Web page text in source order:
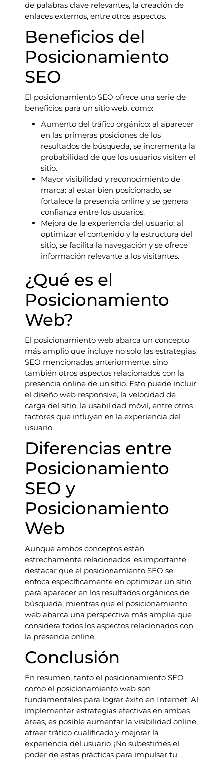
de palabras clave relevantes, la creación de
enlaces externos, entre otros aspectos.
Beneficios del
Posicionamiento
SEO
El posicionamiento SEO ofrece una serie de
beneficios para un sitio web, como:
Aumento del tráfico orgánico: al aparecer
en las primeras posiciones de los
resultados de búsqueda, se incrementa la
probabilidad de que los usuarios visiten el
sitio.
Mayor visibilidad y reconocimiento de
marca: al estar bien posicionado, se
fortalece la presencia online y se genera
confianza entre los usuarios.
Mejora de la experiencia del usuario: al
optimizar el contenido y la estructura del
sitio, se facilita la navegación y se ofrece
información relevante a los visitantes.
¿Qué es el
Posicionamiento
Web?
El posicionamiento web abarca un concepto
más amplio que incluye no solo las estrategias
SEO mencionadas anteriormente, sino
también otros aspectos relacionados con la
presencia online de un sitio. Esto puede incluir
el diseño web responsive, la velocidad de
carga del sitio, la usabilidad móvil, entre otros
factores que influyen en la experiencia del
usuario.
Diferencias entre
Posicionamiento
SEO y
Posicionamiento
Web
Aunque ambos conceptos están
estrechamente relacionados, es importante
destacar que el posicionamiento SEO se
enfoca específicamente en optimizar un sitio
para aparecer en los resultados orgánicos de
búsqueda, mientras que el posicionamiento
web abarca una perspectiva más amplia que
considera todos los aspectos relacionados con
la presencia online.
Conclusión
En resumen, tanto el posicionamiento SEO
como el posicionamiento web son
fundamentales para lograr éxito en Internet. Al
implementar estrategias efectivas en ambas
áreas, es posible aumentar la visibilidad online,
atraer tráfico cualificado y mejorar la
experiencia del usuario. ¡No subestimes el
poder de estas prácticas para impulsar tu